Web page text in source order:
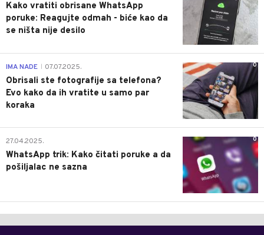
Kako vratiti obrisane WhatsApp
poruke: Reagujte odmah - biće kao da
se ništa nije desilo
0
IMA NADE 07.07.2025.
Obrisali ste fotografije sa telefona?
Evo kako da ih vratite u samo par
koraka
0
27.04.2025.
WhatsApp trik: Kako čitati poruke a da
pošiljalac ne sazna